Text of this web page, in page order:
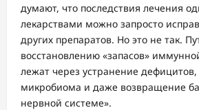
думают, что последствия лечения
лекарствами можно запросто
других препаратов. Но это не так.
восстановлению «запасов»
лежат через устранение дефицитов,
микробиома и даже возвращение
нервной системе».